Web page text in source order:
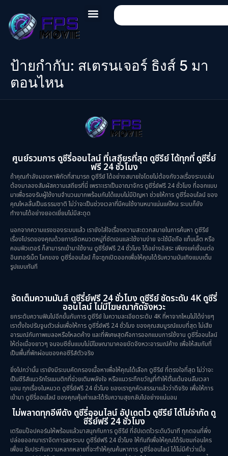
ป้ายกำกับ: สเตรนเจอร์ ธิงส์ 5 มา
ตอนไหน
ศูนย์รวมการ ดูซีรี่ออนไลน์ ที่เสถียรที่สุด ดูซีรีย์ ได้ทุกที่ ดูซีรี่ย์
ฟรี 24 ชั่วโมง
ถ้าคุณกำลังมองหาพิกัดที่สามารถ ดูซีรีย์ ได้อย่างสบายใจโดยไม่ต้องกังวลเรื่องระบบล่ม
ต้องมาลองสัมผัสความเสถียรที่นี่ เพราะเราเป็นอาณาจักร ดูซีรี่ย์ฟรี 24 ชั่วโมง ที่ออกแบบ
มาเพื่อรองรับผู้ใช้งานจำนวนมากพร้อมกันได้แบบไม่มีปัญหา ช่วยให้การ ดูซีรี่ออนไลน์ ของ
คุณไหลลื่นเป็นธรรมชาติ ไม่ว่าจะเป็นช่วงเวลาที่มีคนใช้งานหนาแน่นแค่ไหน ระบบก็ยัง
ทำงานได้อย่างยอดเยี่ยมไม่มีสะดุด
นอกจากความแรงของระบบแล้ว เรายังใส่ใจเรื่องความสะดวกสบายในการค้นหา ดูซีรีย์
เรื่องโปรดของคุณด้วยการจัดหมวดหมู่ที่ชัดเจนและใช้งานง่าย จะใช้มือถือ แท็บเล็ต หรือ
คอมพิวเตอร์ ก็สามารถเข้ามาใช้งาน ดูซีรี่ย์ฟรี 24 ชั่วโมง ได้อย่างอิสระ เพียงแค่เชื่อมต่อ
อินเทอร์เน็ต โลกของ ดูซีรี่ออนไลน์ ก็จะถูกเปิดออกเพื่อให้คุณได้รับความบันเทิงแบบเต็ม
รูปแบบทันที
จัดเต็มความมันส์ ดูซีรี่ย์ฟรี 24 ชั่วโมง ดูซีรีย์ ชัดระดับ 4K ดูซีรี่
ออนไลน์ ไม่มีโฆษณากัดจังหวะ
ยกระดับความฟินไปอีกขั้นกับการ ดูซีรีย์ ในความละเอียดระดับ 4K ที่หาจากไหนไม่ได้ง่ายๆ
เราตั้งใจปรับจูนตัวเล่นเพื่อให้การ ดูซีรี่ย์ฟรี 24 ชั่วโมง ของคุณสมบูรณ์แบบที่สุด ไม่เสีย
อารมณ์กับภาพเบลอหรือโหลดค้าง และที่พิเศษสุดคือการออกแบบการใช้งาน ดูซีรี่ออนไลน์
ให้ต่อเนื่องยาวๆ จนจบซีซั่นแบบไม่มีโฆษณามาคอยขัดจังหวะอารมณ์ค้าง เพื่อให้สมกับที่
เป็นพื้นที่พักผ่อนของคอซีรีส์ตัวจริง
ยิ่งไปกว่านั้น เรายังมีระบบคัดกรองเนื้อหาเพื่อให้คุณได้เลือก ดูซีรีย์ ที่ตรงใจที่สุด ไม่ว่าจะ
เป็นซีรีส์แนวรักโรแมนติกที่ช่วยเติมพลังใจ หรือแนวระทึกขวัญที่ทำให้ตื่นเต้นจนลืมเวลา
นอน ทุกเรื่องในหมวด ดูซีรี่ย์ฟรี 24 ชั่วโมง ของเราถูกคัดสรรมาแล้วว่าดีจริง เพื่อให้การ
เข้ามา ดูซีรี่ออนไลน์ ของคุณคุ้มค่าและได้รับความสุขกลับไปอย่างแน่นอน
ไม่พลาดทุกอีพีดัง ดูซีรี่ออนไลน์ อัปเดตไว ดูซีรีย์ ได้ไม่จำกัด ดู
ซีรี่ย์ฟรี 24 ชั่วโมง
เตรียมป๊อปคอร์นให้พร้อมแล้วมาสนุกกับการ ดูซีรีย์ ที่อัปเดตไวระดับวินาที ทุกตอนที่พึ่ง
ปล่อยออกมาเราจัดการลงระบบ ดูซีรี่ย์ฟรี 24 ชั่วโมง ให้ทันทีเพื่อให้คุณได้รับชมก่อนใคร
เพื่อน รับประกันความหลากหลายที่จะทำให้คุณค้นหาการ ดูซีรี่ออนไลน์ ได้ไม่มีคำว่าเบื่อ